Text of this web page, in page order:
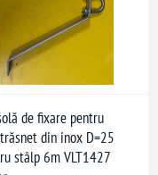
de fixare pentru
din inox D=25
stâlp 6m VLT1427